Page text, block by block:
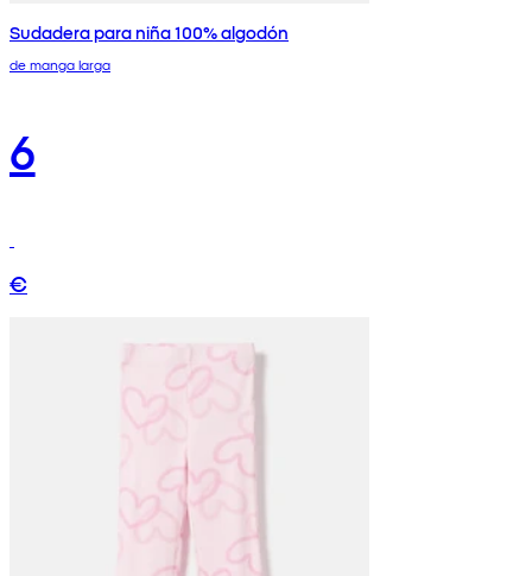
Sudadera para niña 100% algodón
de manga larga
6
€